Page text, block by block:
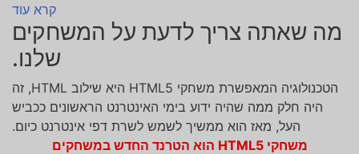
קרא עוד
מה שאתה צריך לדעת על המשחקים
שלנו.
הטכנולוגיה המאפשרת משחקי HTML5 היא שילוב HTML, זה
היה חלק ממה שהיה ידוע בימי האינטרנט הראשונים ככביש
העל, מאז הוא ממשיך לשמש לשרת דפי אינטרנט כיום.
משחקי HTML5 הוא הטרנד החדש במשחקים